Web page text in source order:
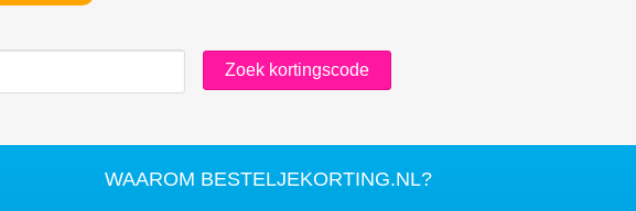
WAAROM BESTELJEKORTING.NL?